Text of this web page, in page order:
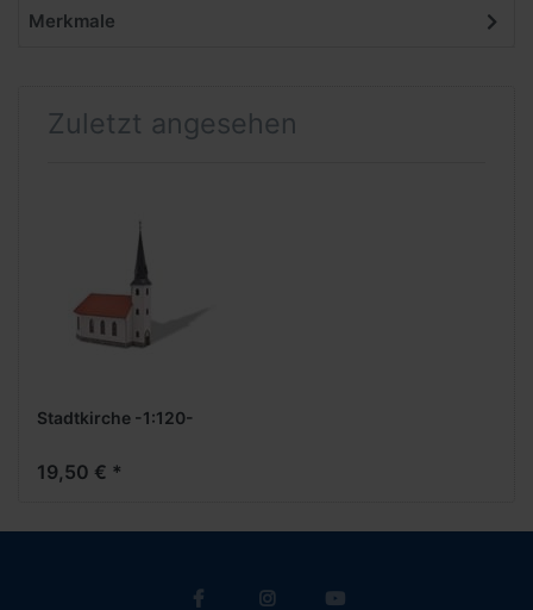
Merkmale
Zuletzt angesehen
Stadtkirche -1:120-
19,50 € *